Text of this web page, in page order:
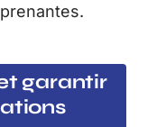
garantir